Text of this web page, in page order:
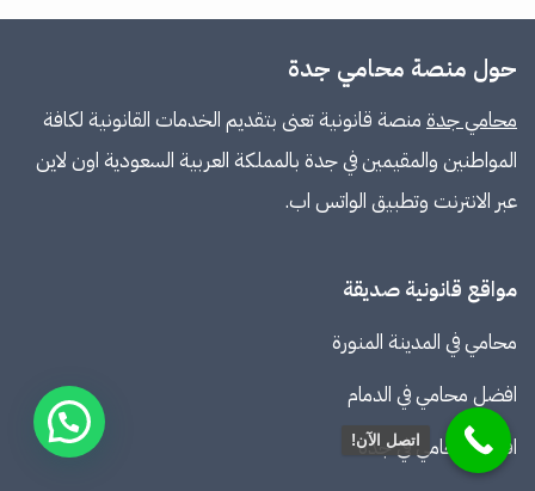
حول منصة محامي جدة
محامي جدة منصة قانونية تعنى بتقديم الخدمات القانونية لكافة
المواطنين والمقيمين في جدة بالمملكة العربية السعودية اون لاين
عبر الانترنت وتطبيق الواتس اب.
مواقع قانونية صديقة
محامي في المدينة المنورة
افضل محامي في الدمام
افضل محامي في جدة
اتصل الآن!